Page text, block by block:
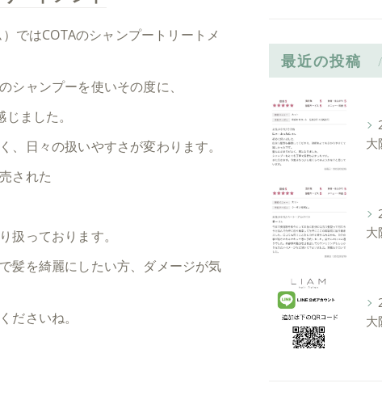
ではCOTAのシャンプートリートメ
シャンプーを使いその度に、
ました。
、日々の扱いやすさが変わります。
された
扱っております。
髪を綺麗にしたい方、ダメージが気
ださいね。
最近の投稿